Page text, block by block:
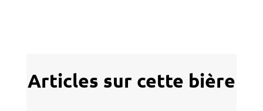
Articles sur cette bière